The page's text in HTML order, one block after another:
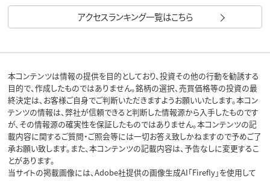
アクセスランキング一覧はこちら
本コンテンツは情報の提供を目的としており、投資その他の行動を勧誘する
目的で、作成したものではありません。銘柄の選択、売買価格等の投資の最
終決定は、お客様ご自身でご判断いただきますようお願いいたします。本コン
テンツの情報は、弊社が信頼できると判断した情報源から入手したものです
が、その情報源の確実性を保証したものではありません。本コンテンツの記
載内容に関するご質問・ご照会等には一切お答え致しかねますので予めご了
承お願い致します。また、本コンテンツの記載内容は、予告なしに変更するこ
とがあります。
当サイトの掲載画像には、Adobe社提供の画像生成AI「Firefly」を使用して